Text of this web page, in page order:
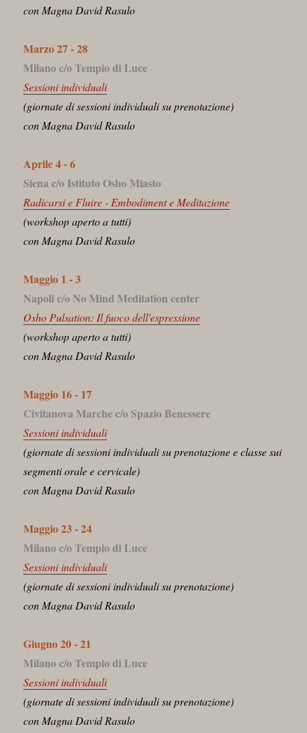
con Magna David Rasulo
Marzo 27 - 28
Milano c/o Tempio di Luce
Sessioni individuali
(giornate di sessioni individuali su prenotazione)
con Magna David Rasulo
Aprile 4 - 6
Siena c/o Istituto Osho Miasto
Radicarsi e Fluire - Embodiment e Meditazione
(workshop aperto a tutti)
con Magna David Rasulo
Maggio 1 - 3
Napoli c/o No Mind Meditation center
Osho Pulsation: Il fuoco dell'espressione
(workshop aperto a tutti)
con Magna David Rasulo
Maggio 16 - 17
Civitanova Marche c/o Spazio Benessere
Sessioni individuali
(giornate di sessioni individuali su prenotazione e classe sui
segmenti orale e cervicale)
con Magna David Rasulo
Maggio 23 - 24
Milano c/o Tempio di Luce
Sessioni individuali
(giornate di sessioni individuali su prenotazione)
con Magna David Rasulo
Giugno 20 - 21
Milano c/o Tempio di Luce
Sessioni individuali
(giornate di sessioni individuali su prenotazione)
con Magna David Rasulo